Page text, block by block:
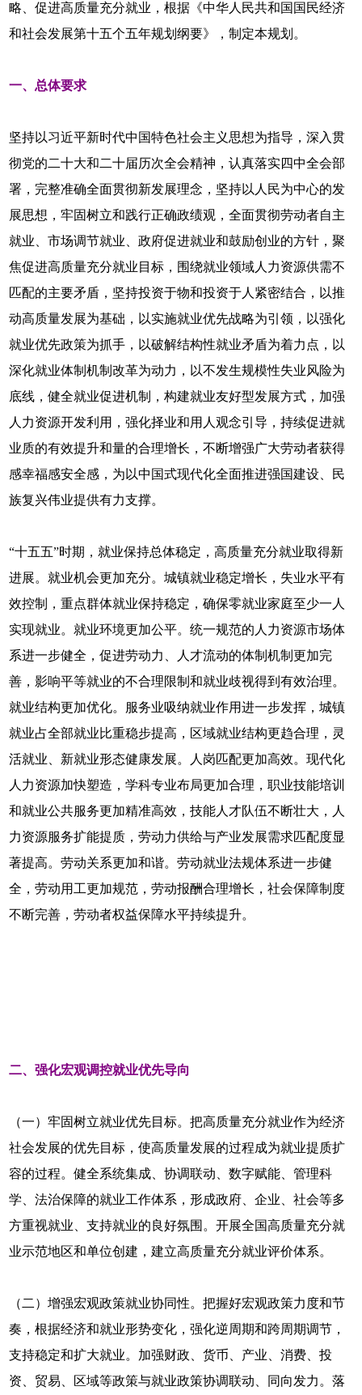
略、促进高质量充分就业，根据《中华人民共和国国民经济
和社会发展第十五个五年规划纲要》，制定本规划。
一、总体要求
坚持以习近平新时代中国特色社会主义思想为指导，深入贯
彻党的二十大和二十届历次全会精神，认真落实四中全会部
署，完整准确全面贯彻新发展理念，坚持以人民为中心的发
展思想，牢固树立和践行正确政绩观，全面贯彻劳动者自主
就业、市场调节就业、政府促进就业和鼓励创业的方针，聚
焦促进高质量充分就业目标，围绕就业领域人力资源供需不
匹配的主要矛盾，坚持投资于物和投资于人紧密结合，以推
动高质量发展为基础，以实施就业优先战略为引领，以强化
就业优先政策为抓手，以破解结构性就业矛盾为着力点，以
深化就业体制机制改革为动力，以不发生规模性失业风险为
底线，健全就业促进机制，构建就业友好型发展方式，加强
人力资源开发利用，强化择业和用人观念引导，持续促进就
业质的有效提升和量的合理增长，不断增强广大劳动者获得
感幸福感安全感，为以中国式现代化全面推进强国建设、民
族复兴伟业提供有力支撑。
“十五五”时期，就业保持总体稳定，高质量充分就业取得新
进展。就业机会更加充分。城镇就业稳定增长，失业水平有
效控制，重点群体就业保持稳定，确保零就业家庭至少一人
实现就业。就业环境更加公平。统一规范的人力资源市场体
系进一步健全，促进劳动力、人才流动的体制机制更加完
善，影响平等就业的不合理限制和就业歧视得到有效治理。
就业结构更加优化。服务业吸纳就业作用进一步发挥，城镇
就业占全部就业比重稳步提高，区域就业结构更趋合理，灵
活就业、新就业形态健康发展。人岗匹配更加高效。现代化
人力资源加快塑造，学科专业布局更加合理，职业技能培训
和就业公共服务更加精准高效，技能人才队伍不断壮大，人
力资源服务扩能提质，劳动力供给与产业发展需求匹配度显
著提高。劳动关系更加和谐。劳动就业法规体系进一步健
全，劳动用工更加规范，劳动报酬合理增长，社会保障制度
不断完善，劳动者权益保障水平持续提升。
二、强化宏观调控就业优先导向
（一）牢固树立就业优先目标。把高质量充分就业作为经济
社会发展的优先目标，使高质量发展的过程成为就业提质扩
容的过程。健全系统集成、协调联动、数字赋能、管理科
学、法治保障的就业工作体系，形成政府、企业、社会等多
方重视就业、支持就业的良好氛围。开展全国高质量充分就
业示范地区和单位创建，建立高质量充分就业评价体系。
（二）增强宏观政策就业协同性。把握好宏观政策力度和节
奏，根据经济和就业形势变化，强化逆周期和跨周期调节，
支持稳定和扩大就业。加强财政、货币、产业、消费、投
资、贸易、区域等政策与就业政策协调联动、同向发力。落